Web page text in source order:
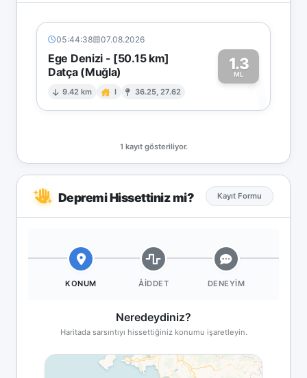
05:44:38 07.08.2026
Ege Denizi - [50.15 km]
Datça (Muğla)
9.42 km I 36.25, 27.62
1.3
ML 1
1 kayıt gösteriliyor.
Depremi Hissettiniz mi? Kayıt Formu
KONUM ÅIDDET DENEYIM
Neredeydiniz?
Haritada sarsıntıyı hissettiğiniz konumu işaretleyin.